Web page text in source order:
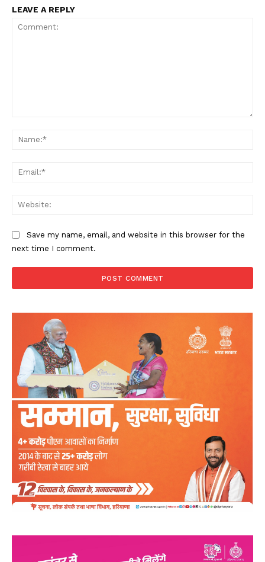
LEAVE A REPLY
Save my name, email, and website in this browser for the
next time I comment.